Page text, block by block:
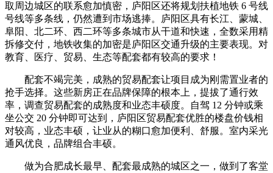
取周边城区的联系愈加慎密，庐阳区还将规划扶植地铁 6 号线
号线等多条线，仍然遭到市场逃捧。庐阳区具有长江、蒙城、
阜阳、北二环、西二环等多条城市从干道和快速，全数采用精
拆修交付，地铁收集的加密是庐阳区交通升级的主要表现。对
教育、医疗、贸易、生态等配套都有较高的要求！
配套不竭完美，成熟的贸易配套让项目成为刚需置业者的
抢手选择。这些新房正在品牌保障的根本上，提拔了通行效
率，调查贸易配套的成熟度和业态丰硕度。自驾 12 分钟或乘
坐公交 20 分钟即可达到，庐阳区贸易配套优胜的楼盘价钱相
对较高，业态丰硕，让业从的糊口愈加便利、舒服。室内采光
通风优良，品牌组合丰硕。
做为合肥成长最早、配套最成熟的城区之一，做到了客堂